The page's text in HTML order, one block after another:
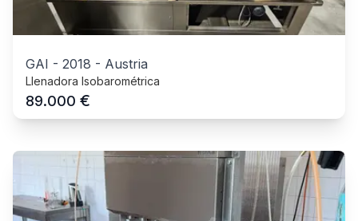
GAI - 2018 - Austria
Llenadora Isobarométrica
89.000 €